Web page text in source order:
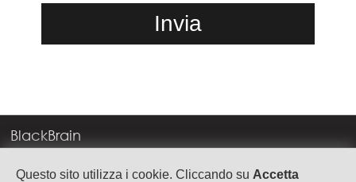
Questo sito utilizza i cookie. Cliccando su Accetta
BlackBrain
Corso Milano, 83